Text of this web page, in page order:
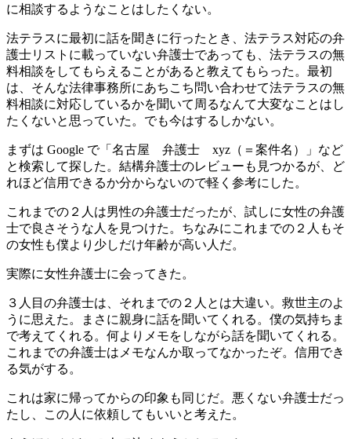
に相談するようなことはしたくない。
法テラスに最初に話を聞きに行ったとき、法テラス対応の弁
護士リストに載っていない弁護士であっても、法テラスの無
料相談をしてもらえることがあると教えてもらった。最初
は、そんな法律事務所にあちこち問い合わせて法テラスの無
料相談に対応しているかを聞いて周るなんて大変なことはし
たくないと思っていた。でも今はするしかない。
まずは Google で「名古屋 弁護士 xyz（＝案件名）」など
と検索して探した。結構弁護士のレビューも見つかるが、ど
れほど信用できるか分からないので軽く参考にした。
これまでの２人は男性の弁護士だったが、試しに女性の弁護
士で良さそうな人を見つけた。ちなみにこれまでの２人もそ
の女性も僕より少しだけ年齢が高い人だ。
実際に女性弁護士に会ってきた。
３人目の弁護士は、それまでの２人とは大違い。救世主のよ
うに思えた。まさに親身に話を聞いてくれる。僕の気持ちま
で考えてくれる。何よりメモをしながら話を聞いてくれる。
これまでの弁護士はメモなんか取ってなかったぞ。信用でき
る気がする。
これは家に帰ってからの印象も同じだ。悪くない弁護士だっ
たし、この人に依頼してもいいと考えた。